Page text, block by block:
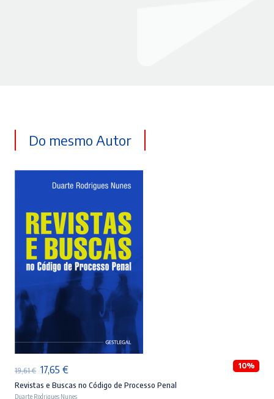
Do mesmo Autor
LER MAIS
19,61€ O
preço
17,65 €O
preço
10%
Revistas e Buscas no Código de Processo Penal
Duarte Rodrigues Nunes